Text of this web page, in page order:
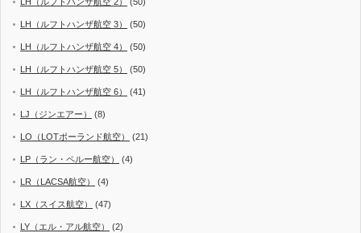
LH（ルフトハンザ航空 3） (50)
LH（ルフトハンザ航空 4） (50)
LH（ルフトハンザ航空 5） (50)
LH（ルフトハンザ航空 6） (41)
LJ（ジンエアー） (8)
LO（LOTポーランド航空） (21)
LP（ラン・ペルー航空） (4)
LR（LACSA航空） (4)
LX（スイス航空） (47)
LY（エル・アル航空） (2)